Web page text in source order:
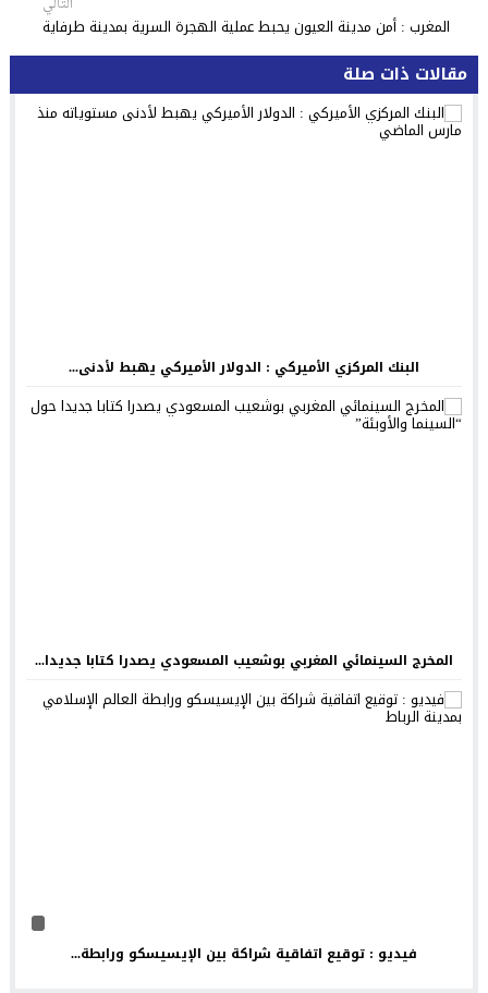
المغرب : أمن مدينة العيون يحبط عملية الهجرة السرية بمدينة طرفاية
مقالات ذات صلة
البنك المركزي الأميركي : الدولار الأميركي يهبط لأدنى...
المخرج السينمائي المغربي بوشعيب المسعودي يصدرا كتابا جديدا...
فيديو : توقيع اتفاقية شراكة بين الإيسيسكو ورابطة...